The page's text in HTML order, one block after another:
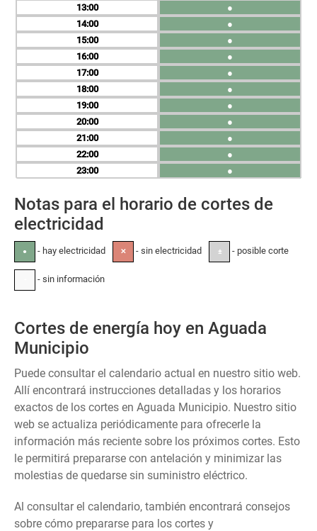
13
14
15
16
17
18
19
20
21
22
23
●
●
●
●
●
●
●
●
●
●
●
Notas para el horario de cortes de
electricidad
● - hay electricidad ✕ - sin electricidad ± - posible corte
- sin información
Cortes de energía hoy en Aguada
Municipio
Puede consultar el calendario actual en nuestro sitio web.
Allí encontrará instrucciones detalladas y los horarios
exactos de los cortes en Aguada Municipio. Nuestro sitio
web se actualiza periódicamente para ofrecerle la
información más reciente sobre los próximos cortes. Esto
le permitirá prepararse con antelación y minimizar las
molestias de quedarse sin suministro eléctrico.
Al consultar el calendario, también encontrará consejos
sobre cómo prepararse para los cortes y